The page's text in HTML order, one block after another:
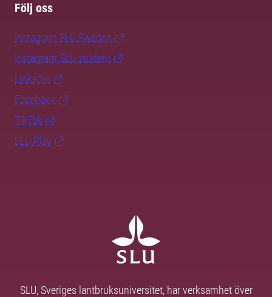
Följ oss
Instagram SLU.Sweden
Instagram SLU.student
LinkedIn
Facebook
TikTok
SLU Play
SLU, Sveriges lantbruksuniversitet, har verksamhet över